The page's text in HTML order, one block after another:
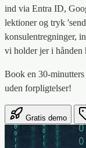
ind via Entra ID,
lektioner og tryk
konsulentregninger,
vi holder jer i hånden
Book en 30-
uden forpligtelser!
Gratis demo